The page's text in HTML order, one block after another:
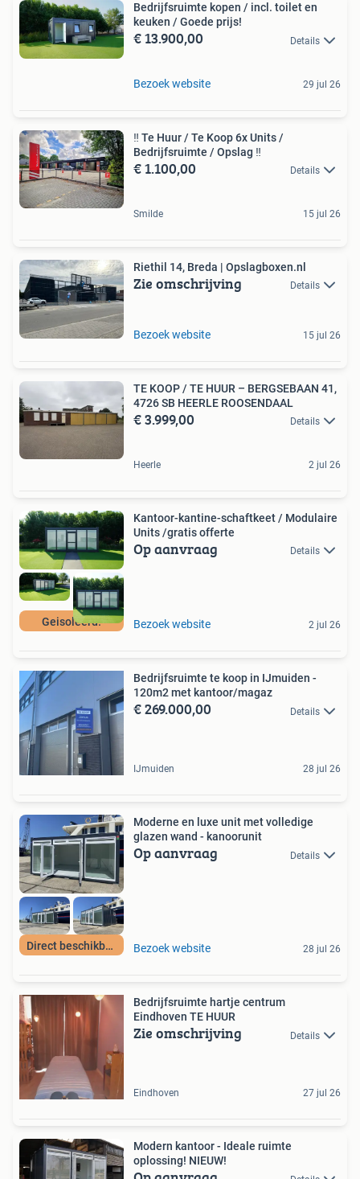
Bedrijfsruimte kopen / incl. toilet en
keuken / Goede prijs!
€ 13.900,00 Details
Bezoek website 29 jul 26
‼️ Te Huur / Te Koop 6x Units /
Bedrijfsruimte / Opslag ‼️
€ 1.100,00 Details
Smilde 15 jul 26
Riethil 14, Breda | Opslagboxen.nl
Zie omschrijving Details
Bezoek website 15 jul 26
TE KOOP / TE HUUR – BERGSEBAAN 41,
4726 SB HEERLE ROOSENDAAL
€ 3.999,00 Details
Heerle 2 jul 26
Geisoleerd!
Kantoor-kantine-schaftkeet / Modulaire
Units /gratis offerte
Op aanvraag Details
Bezoek website 2 jul 26
Bedrijfsruimte te koop in IJmuiden -
120m2 met kantoor/magaz
€ 269.000,00 Details
IJmuiden 28 jul 26
Direct beschikbaar
Moderne en luxe unit met volledige
glazen wand - kanoorunit
Op aanvraag Details
Bezoek website 28 jul 26
Bedrijfsruimte hartje centrum
Eindhoven TE HUUR
Zie omschrijving Details
Eindhoven 27 jul 26
Modern kantoor - Ideale ruimte
oplossing! NIEUW!